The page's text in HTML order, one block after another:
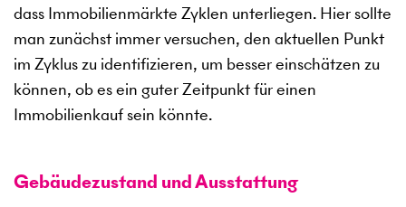
dass Immobilienmärkte Zyklen unterliegen. Hier sollte
man zunächst immer versuchen, den aktuellen Punkt
im Zyklus zu identifizieren, um besser einschätzen zu
können, ob es ein guter Zeitpunkt für einen
Immobilienkauf sein könnte.
Gebäudezustand und Ausstattung